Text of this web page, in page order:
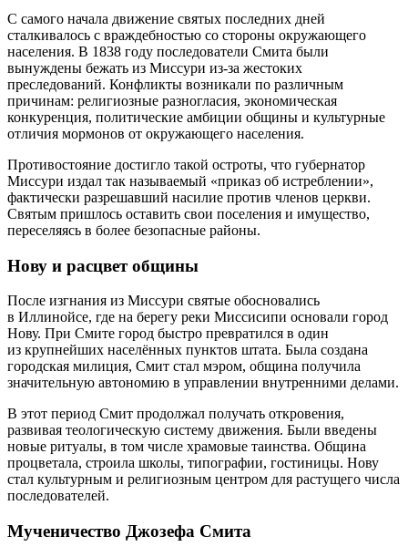
С самого начала движение святых последних дней
сталкивалось с враждебностью со стороны окружающего
населения. В 1838 году последователи Смита были
вынуждены бежать из Миссури из-за жестоких
преследований. Конфликты возникали по различным
причинам: религиозные разногласия, экономическая
конкуренция, политические амбиции общины и культурные
отличия мормонов от окружающего населения.
Противостояние достигло такой остроты, что губернатор
Миссури издал так называемый «приказ об истреблении»,
фактически разрешавший насилие против членов церкви.
Святым пришлось оставить свои поселения и имущество,
переселяясь в более безопасные районы.
Нову и расцвет общины
После изгнания из Миссури святые обосновались
в Иллинойсе, где на берегу реки Миссисипи основали город
Нову. При Смите город быстро превратился в один
из крупнейших населённых пунктов штата. Была создана
городская милиция, Смит стал мэром, община получила
значительную автономию в управлении внутренними делами.
В этот период Смит продолжал получать откровения,
развивая теологическую систему движения. Были введены
новые ритуалы, в том числе храмовые таинства. Община
процветала, строила школы, типографии, гостиницы. Нову
стал культурным и религиозным центром для растущего числа
последователей.
Мученичество Джозефа Смита